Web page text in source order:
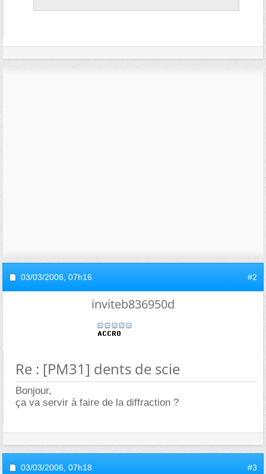
03/03/2006, 07h16 #2
inviteb836950d
Re : [PM31] dents de scie
Bonjour,
ça va servir à faire de la diffraction ?
03/03/2006, 07h18 #3